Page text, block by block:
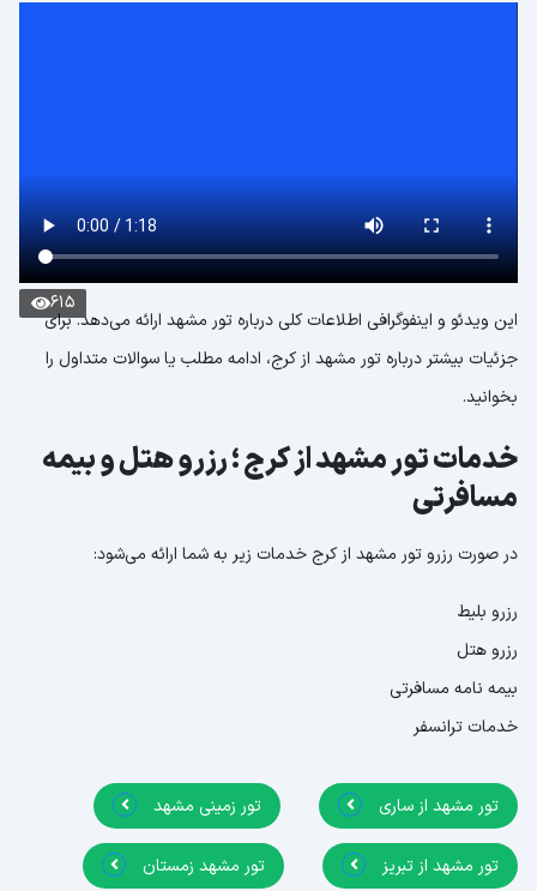
615
این ویدئو و اینفوگرافی اطلاعات کلی درباره تور مشهد ارائه می‌دهد. برای
جزئیات بیشتر درباره تور مشهد از کرج، ادامه مطلب یا سوالات متداول را
بخوانید.
خدمات تور مشهد از کرج ؛ رزرو هتل و بیمه
مسافرتی
در صورت رزرو تور مشهد از کرج خدمات زیر به شما ارائه می‌شود:
رزرو بلیط
رزرو هتل
بیمه نامه مسافرتی
خدمات ترانسفر
تور مشهد از ساری تور زمینی مشهد
تور مشهد از تبریز تور مشهد زمستان